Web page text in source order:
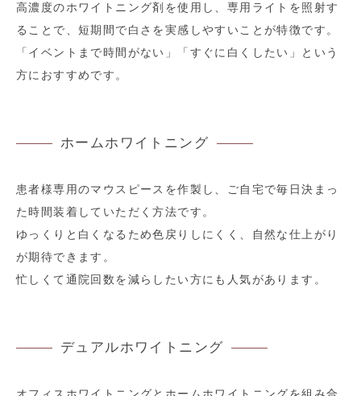
高濃度のホワイトニング剤を使用し、専用ライトを照射す
ることで、短期間で白さを実感しやすいことが特徴です。
「イベントまで時間がない」「すぐに白くしたい」という
方におすすめです。
ホームホワイトニング
患者様専用のマウスピースを作製し、ご自宅で毎日決まっ
た時間装着していただく方法です。
ゆっくりと白くなるため色戻りしにくく、自然な仕上がり
が期待できます。
忙しくて通院回数を減らしたい方にも人気があります。
デュアルホワイトニング